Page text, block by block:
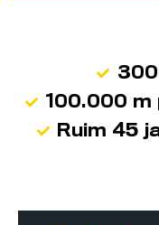
100.000
Ruim 45